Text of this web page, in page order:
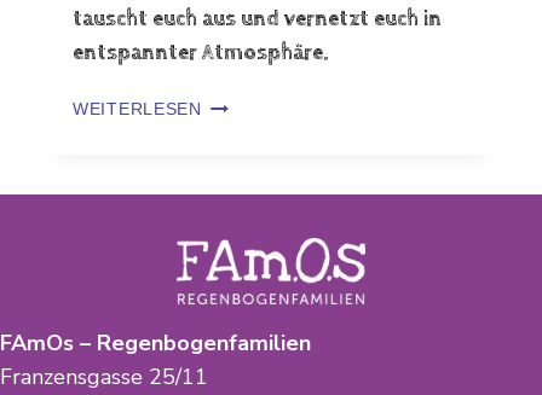
tauscht euch aus und vernetzt euch in
entspannter Atmosphäre.
WEITERLESEN
FAmOs – Regenbogenfamilien
Franzensgasse 25/11